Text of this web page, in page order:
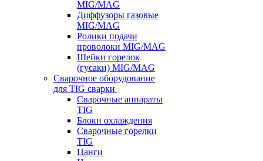
MIG/MAG
Диффузоры газовые
MIG/MAG
Ролики подачи
проволоки MIG/MAG
Шейки горелок
(гусаки) MIG/MAG
Сварочное оборудование
для TIG сварки
Сварочные аппараты
TIG
Блоки охлаждения
Сварочные горелки
TIG
Цанги